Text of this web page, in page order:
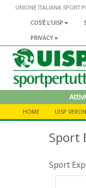
UNIONE ITALIANA SPORT
COS'È L'UISP
PRIVACY
HOME UISP
Sport
Sport